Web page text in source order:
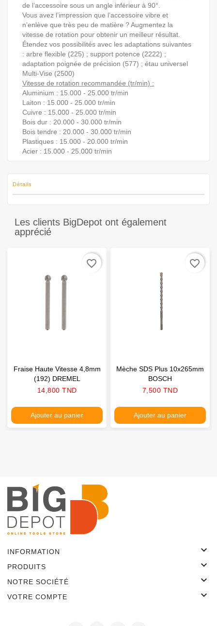
de l’accessoire sous un angle inférieur à 90°.
Vous avez l’impression que l’accessoire vibre et
n’enlève que très peu de matière ? Augmentez la
vitesse de rotation pour obtenir un meilleur résultat.
Étendez vos possibilités avec les adaptations suivantes
: arbre flexible (225) ; support potence (2222) ;
adaptation poignée de précision (577) ; étau universel
Multi-Vise (2500)
Vitesse de rotation recommandée (tr/min) :
Aluminium : 15.000 - 25.000 tr/min
Laiton : 15.000 - 25.000 tr/min
Cuivre : 15.000 - 25.000 tr/min
Bois dur : 20.000 - 30.000 tr/min
Bois tendre : 20.000 - 30.000 tr/min
Plastiques : 15.000 - 20.000 tr/min
Acier : 15.000 - 25.000 tr/min
Détails
Les clients BigDepot ont également
apprécié
Fraise Haute Vitesse 4,8mm
(192) DREMEL
Prix
14,800 TND
Ajouter au panier
favorite_border
Mèche SDS Plus 10x265mm
BOSCH
Prix
7,500 TND
Ajouter au panier
favorite_border
INFORMATION 
PRODUITS 
NOTRE SOCIÉTÉ 
VOTRE COMPTE 